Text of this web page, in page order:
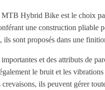
Hybrid Bike est le choix
une construction pliable
sont proposés dans une
et des attributs de
le bruit et les
ils peuvent gérer